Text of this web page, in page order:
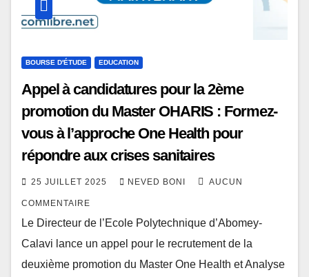
BOURSE D'ÉTUDE EDUCATION
Appel à candidatures pour la 2ème
promotion du Master OHARIS : Formez-
vous à l’approche One Health pour
répondre aux crises sanitaires
25 JUILLET 2025 NEVED BONI AUCUN
COMMENTAIRE
Le Directeur de l’Ecole Polytechnique d’Abomey-
Calavi lance un appel pour le recrutement de la
deuxième promotion du Master One Health et Analyse